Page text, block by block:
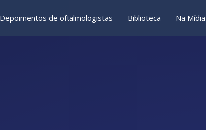
Depoimentos de oftalmologistas Biblioteca Na Mídia